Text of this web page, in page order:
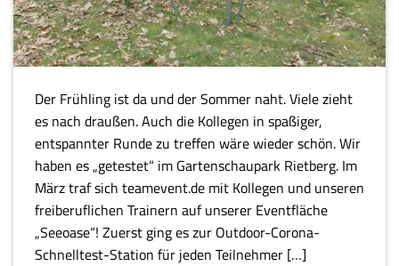
Der Frühling ist da und der Sommer naht. Viele zieht
es nach draußen. Auch die Kollegen in spaßiger,
entspannter Runde zu treffen wäre wieder schön. Wir
haben es „getestet“ im Gartenschaupark Rietberg. Im
März traf sich teamevent.de mit Kollegen und unseren
freiberuflichen Trainern auf unserer Eventfläche
„Seeoase“! Zuerst ging es zur Outdoor-Corona-
Schnelltest-Station für jeden Teilnehmer […]